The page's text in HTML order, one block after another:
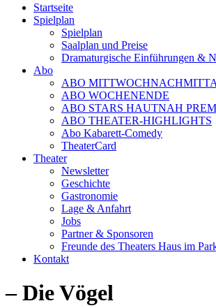
Startseite
Spielplan
Spielplan
Saalplan und Preise
Dramaturgische Einführungen &
Abo
ABO
ABO WOCHENENDE
ABO STARS HAUTNAH
ABO THEATER-HIGHLIGHTS
Abo Kabarett-Comedy
TheaterCard
Theater
Newsletter
Geschichte
Gastronomie
Lage & Anfahrt
Jobs
Partner & Sponsoren
Freunde des Theaters Haus im
Kontakt
– Die Vögel